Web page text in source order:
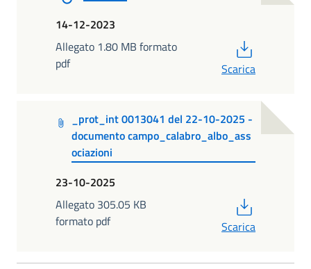
14-12-2023
Allegato 1.80 MB formato
pdf
Scarica
_prot_int 0013041 del 22-10-2025 -
documento campo_calabro_albo_ass
ociazioni
23-10-2025
Allegato 305.05 KB
formato pdf
Scarica